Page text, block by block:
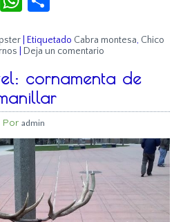
|Etiquetado Cabra montesa, Chico
Deja un comentario
cornamenta de
Por admin